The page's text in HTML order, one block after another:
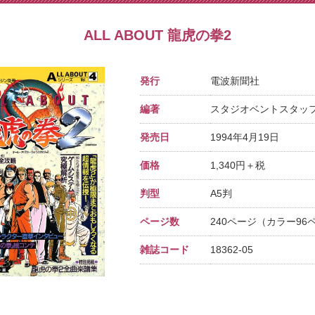
ALL ABOUT 龍虎の拳2
発行 電波新聞社
編著 スタジオベントスタッ
発売日 1994年4月19日
価格 1,340円＋税
判型 A5判
ページ数 240ページ（カラー96ペ
雑誌コード 18362-05